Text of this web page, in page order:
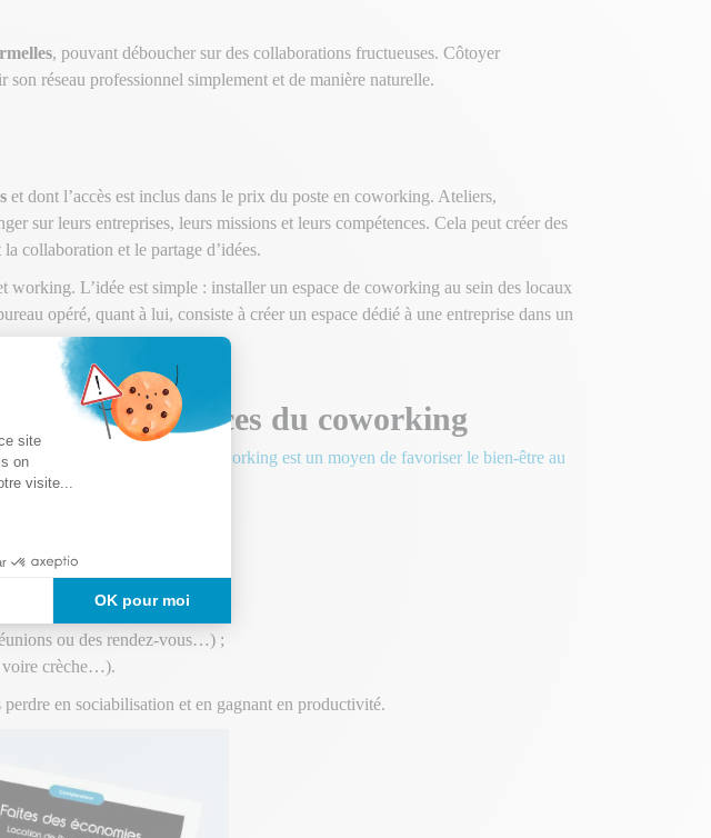
, pouvant déboucher sur des collaborations fructueuses. Côtoyer
son réseau professionnel simplement et de manière naturelle.
et dont l’accès est inclus dans le prix du poste en coworking. Ateliers,
sur leurs entreprises, leurs missions et leurs compétences. Cela peut créer des
collaboration et le partage d’idées.
working. L’idée est simple : installer un espace de coworking au sein des locaux
opéré, quant à lui, consiste à créer un espace dédié à une entreprise dans un
aux services du coworking
levier de motivation.
Le coworking est un moyen de favoriser le bien-être au
ou des rendez-vous…) ;
voire crèche…).
perdre en sociabilisation et en gagnant en productivité.